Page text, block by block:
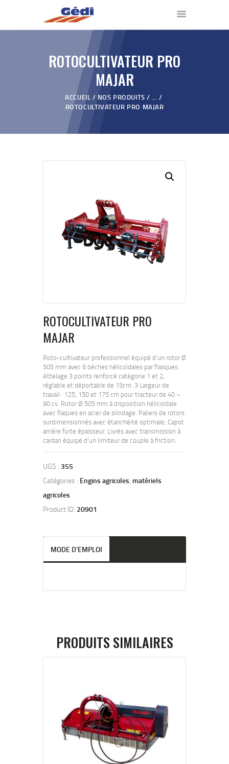
ROTOCULTIVATEUR PRO
MAJAR
ACCUEIL NOS PRODUITS
...
ROTOCULTIVATEUR PRO MAJAR
ACCUEIL
NOS PRODUITS
QUI SOMMES NOUS ?
VIDÉOS
REVENDEURS
ROTOCULTIVATEUR PRO
MAJAR
Roto-cultivateur professionnel équipé d’un rotor Ø
505 mm avec 6 bèches hélicoïdales par flasques.
Attelage 3 points renforcé catégorie 1 et 2,
réglable et déportable de 15cm. 3 Largeur de
travail : 125, 150 et 175 cm pour tracteur de 40 –
90 cv. Rotor Ø 505 mm à disposition hélicoïdale
avec flaques en acier de blindage. Paliers de rotors
surdimensionnés avec étanchéité optimale. Capot
arrière forte épaisseur. Livrés avec transmission à
cardan équipé d’un limiteur de couple à friction.
UGS : 355
Catégories : Engins agricoles, matériels
agricoles
Product ID: 20901
MODE D'EMPLOI
PRODUITS SIMILAIRES